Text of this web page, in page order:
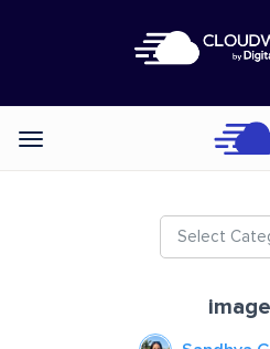
Categories
Select